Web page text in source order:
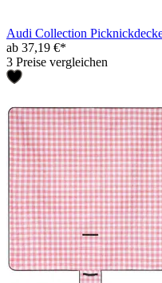
Audi Collection
ab 37,19 €*
3 Preise vergleichen